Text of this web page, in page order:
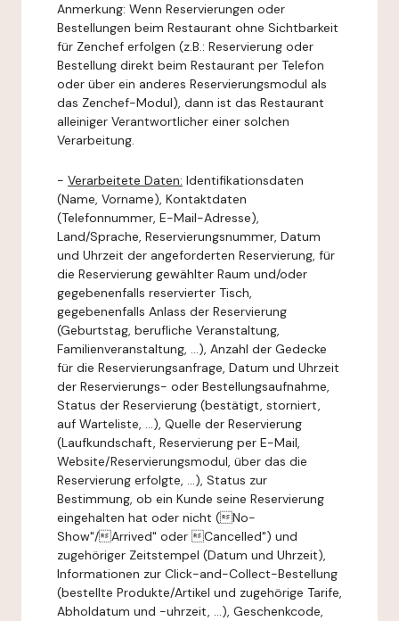
Anmerkung: Wenn Reservierungen oder
Bestellungen beim Restaurant ohne Sichtbarkeit
für Zenchef erfolgen (z.B.: Reservierung oder
Bestellung direkt beim Restaurant per Telefon
oder über ein anderes Reservierungsmodul als
das Zenchef-Modul), dann ist das Restaurant
alleiniger Verantwortlicher einer solchen
Verarbeitung.
- Verarbeitete Daten: Identifikationsdaten
(Name, Vorname), Kontaktdaten
(Telefonnummer, E-Mail-Adresse),
Land/Sprache, Reservierungsnummer, Datum
und Uhrzeit der angeforderten Reservierung, für
die Reservierung gewählter Raum und/oder
gegebenenfalls reservierter Tisch,
gegebenenfalls Anlass der Reservierung
(Geburtstag, berufliche Veranstaltung,
Familienveranstaltung, ...), Anzahl der Gedecke
für die Reservierungsanfrage, Datum und Uhrzeit
der Reservierungs- oder Bestellungsaufnahme,
Status der Reservierung (bestätigt, storniert,
auf Warteliste, ...), Quelle der Reservierung
(Laufkundschaft, Reservierung per E-Mail,
Website/Reservierungsmodul, über das die
Reservierung erfolgte, ...), Status zur
Bestimmung, ob ein Kunde seine Reservierung
eingehalten hat oder nicht (No-
Show"/Arrived" oder Cancelled") und
zugehöriger Zeitstempel (Datum und Uhrzeit),
Informationen zur Click-and-Collect-Bestellung
(bestellte Produkte/Artikel und zugehörige Tarife,
Abholdatum und -uhrzeit, ...), Geschenkcode,